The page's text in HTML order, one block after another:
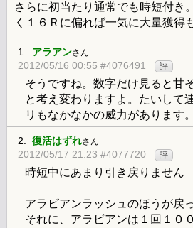
さらに初当たり通常でも時短付き
く１６Ｒに偏れば一気に大量獲得
1. アラアンさん
2012/05/16 00:55 #4076491 評
そうですね。数字だけ見ると甘
と考え変わりますよ。たいして
リもなかなかの威力があります。
2. 復活はずれさん
2012/05/17 21:23 #4077720 評
時短中にあまり引き戻りません
アラビアンラッシュのほうが戻
それに、アラビアンは１回１０